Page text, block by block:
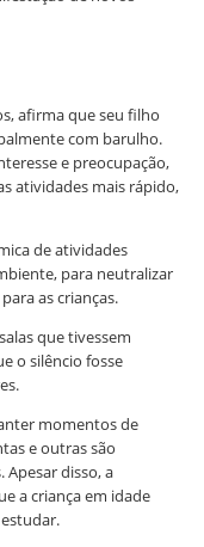
afirma que seu filho
com barulho.
e preocupação,
atividades mais rápido,
de atividades
para neutralizar
as crianças.
que tivessem
o silêncio fosse
momentos de
e outras são
disso, a
a criança em idade